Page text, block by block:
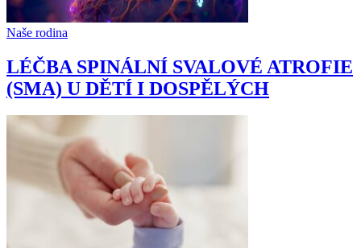
Naše rodina
LÉČBA SPINÁLNÍ SVALOVÉ ATROFIE
(SMA) U DĚTÍ I DOSPĚLÝCH